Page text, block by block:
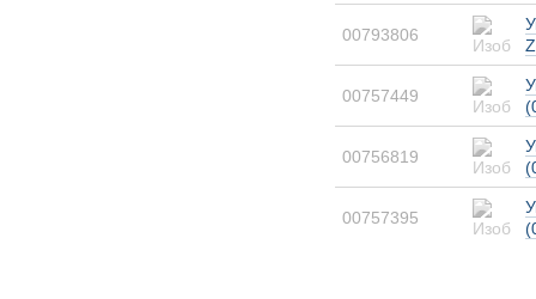
00793806
00757449
00756819
00757395